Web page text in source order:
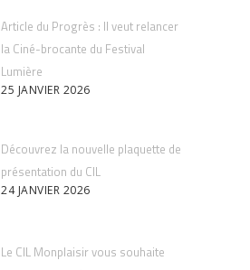
Article du Progrès : Il veut relancer
la Ciné-brocante du Festival
Lumière
25 JANVIER 2026
Découvrez la nouvelle plaquette de
présentation du CIL
24 JANVIER 2026
Le CIL Monplaisir vous souhaite